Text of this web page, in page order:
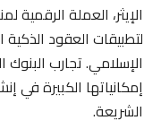
الإيثر، العملة الرقمية
لتطبيقات العقود
الإسلامي. تجارب البنوك
إمكانياتها الكبيرة في
الشريعة.